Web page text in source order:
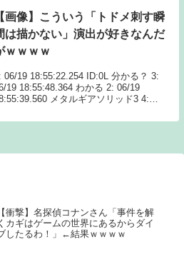
【画像】こういう「トドメ刺す瞬
は描かない」演出が好きなんだ
ｗｗｗｗ
06/19 18:55:22.254 ID:0L 分かる？ 3:
19 18:55:48.364 わかる 2: 06/19
メタルギアソリッド3 4:
【衝撃】名探偵コナンさん「事件を解
カギはゲームの世界にあるからダイ
したるわ！」←結果ｗｗｗｗ